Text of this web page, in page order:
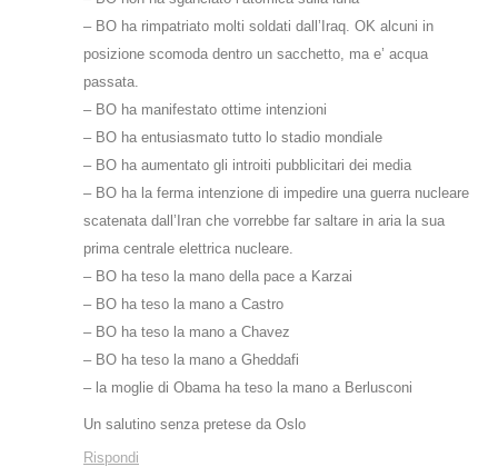
– BO ha rimpatriato molti soldati dall’Iraq. OK alcuni in
posizione scomoda dentro un sacchetto, ma e’ acqua
passata.
– BO ha manifestato ottime intenzioni
– BO ha entusiasmato tutto lo stadio mondiale
– BO ha aumentato gli introiti pubblicitari dei media
– BO ha la ferma intenzione di impedire una guerra nucleare
scatenata dall’Iran che vorrebbe far saltare in aria la sua
prima centrale elettrica nucleare.
– BO ha teso la mano della pace a Karzai
– BO ha teso la mano a Castro
– BO ha teso la mano a Chavez
– BO ha teso la mano a Gheddafi
– la moglie di Obama ha teso la mano a Berlusconi
Un salutino senza pretese da Oslo
Rispondi